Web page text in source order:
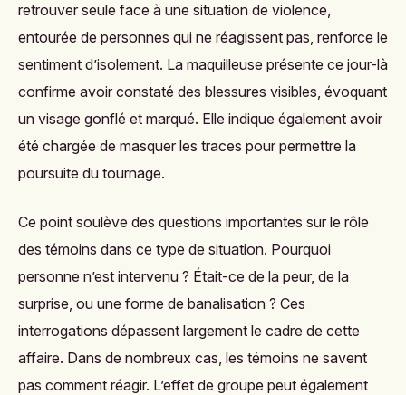
retrouver seule face à une situation de violence,
entourée de personnes qui ne réagissent pas, renforce le
sentiment d’isolement. La maquilleuse présente ce jour-là
confirme avoir constaté des blessures visibles, évoquant
un visage gonflé et marqué. Elle indique également avoir
été chargée de masquer les traces pour permettre la
poursuite du tournage.
Ce point soulève des questions importantes sur le rôle
des témoins dans ce type de situation. Pourquoi
personne n’est intervenu ? Était-ce de la peur, de la
surprise, ou une forme de banalisation ? Ces
interrogations dépassent largement le cadre de cette
affaire. Dans de nombreux cas, les témoins ne savent
pas comment réagir. L’effet de groupe peut également